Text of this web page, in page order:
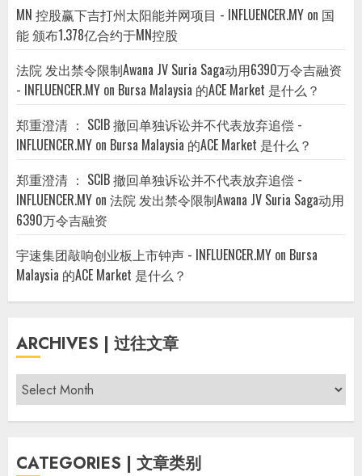
MN 控股赢下吉打州太阳能并网项目 - INFLUENCER.MY on 国
能 颁布1.378亿合约于MN控股
法院 发出禁令限制Awana JV Suria Saga动用6390万令吉融资
- INFLUENCER.MY on Bursa Malaysia 的ACE Market 是什么？
郑重澄清 ： SCIB 撤回单独诉讼并不代表放弃追偿 -
INFLUENCER.MY on Bursa Malaysia 的ACE Market 是什么？
郑重澄清 ： SCIB 撤回单独诉讼并不代表放弃追偿 -
INFLUENCER.MY on 法院 发出禁令限制Awana JV Suria Saga动用
6390万令吉融资
宇速集团敲响创业板上市钟声 - INFLUENCER.MY on Bursa
Malaysia 的ACE Market 是什么？
ARCHIVES | 过往文章
Archives
|
过
文
CATEGORIES | 文章类别